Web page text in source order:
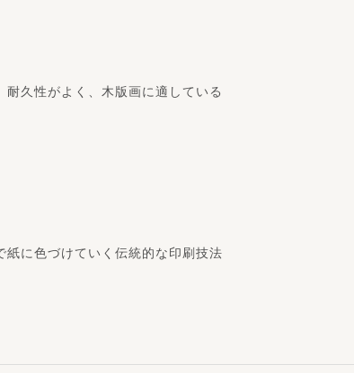
に色づけていく伝統的な印刷技法
久性がよく、木版画に適している